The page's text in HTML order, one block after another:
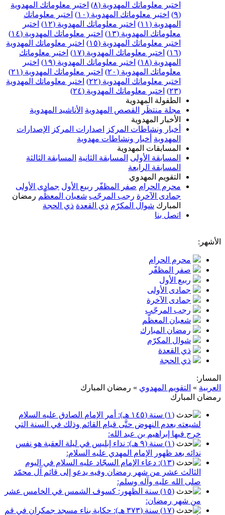
اختبر معلوماتك المهدوية (٨)
اختبر معلوماتك المهدوية
(٩)
اختبر معلوماتك المهدوية (١٠)
اختبر معلوماتك
المهدوية (١١)
اختبر معلوماتك المهدوية (١٢)
اختبر
معلوماتك المهدوية (١٣)
اختبر معلوماتك المهدوية (١٤)
اختبر معلوماتك المهدوية (١٥)
اختبر معلوماتك المهدوية
(١٦)
اختبر معلوماتك المهدوية (١٧)
اختبر معلوماتك
المهدوية (١٨)
اختبر معلوماتك المهدوية (١٩)
اختبر
معلوماتك المهدوية (٢٠)
اختبر معلوماتك المهدوية (٢١)
اختبر معلوماتك المهدوية (٢٢)
اختبر معلوماتك المهدوية
(٢٣)
اختبر معلوماتك المهدوية (٢٤)
الطفولة المهدوية
مجلة منتظَر
القصص المهدوية الأناشيد المهدوية
الأخبار المهدوية
أخبار ونشاطات المركز
اصدارات المركز
الإصدارات
المهدوية أخبار ونشاطات مهدوية
المسابقات المهدوية
المسابقة الأولى المسابقة الثانية المسابقة الثالثة
المسابقة الرابعة
التقويم المهدوي
محرم الحرام صفر المظفّر ربيع الأول جمادى الأولى
جمادى الآخرة رجب المرجّب شعبان المعظّم رمضان
المبارك شوال المكرّم ذي القعدة ذي الحجة
اتصل بنا
الأشهر:
محرم الحرام
صفر المظفّر
ربيع الأول
جمادى الأولى
جمادى الآخرة
رجب المرجّب
شعبان المعظّم
رمضان المبارك
شوال المكرّم
ذي القعدة
ذي الحجة
المسار:
العربية » التقويم المهدوي » رمضان المبارك
رمضان المبارك
(١) سنة (١٤٥ هـ): أمر الإمام الصادق عليه السلام
لشيعته بعدم النهوض حتَّى قيام القائم وذلك في السنة التي
خرج فيها إبراهيم بن عبد الله:
(١) سنة (٩ هـ): نداء إبليس في ليلة العقبة هو نفس
ندائه بعد ظهور الإمام المهدي عليه السلام:
(١٣): دعاء الإمام السجّاد عليه السلام في اليوم
الثالث عشر من شهر رمضان وفيه يدعو إلى قائم آل محمّد
صلى الله عليه وآله وسلم:
(١٥) سنة الظهور: كسوف الشمس في الخامس عشر
من شهر رمضان:
(١٧) سنة (٣٧٣ هـ): حكاية بناء مسجد جمكران في قم